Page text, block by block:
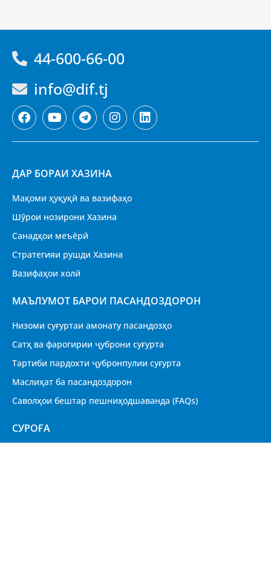
44-600-66-00
info@dif.tj
ДАР БОРАИ ХАЗИНА
Мақоми ҳуқуқӣ ва вазифаҳо
Шӯрои нозирони Хазина
Санадҳои меъёрӣ
Стратегияи рушди Хазина
Вазифаҳои холӣ
МАЪЛУМОТ БАРОИ ПАСАНДОЗДОРОН
Низоми суғуртаи амонату пасандозҳо
Сатҳ ва фарогирии ҷуброни суғурта
Тартиби пардохти ҷубронпулии суғурта
Маслиҳат ба пасандоздорон
Саволҳои бештар пешниҳодшаванда (FAQs)
CУРОҒА